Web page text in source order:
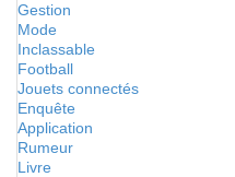
Gestion
Mode
Inclassable
Football
Jouets connectés
Enquête
Application
Rumeur
Livre